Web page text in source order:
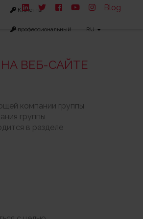
Клиенты
профессиональный RU
Blog
ВЕБ-САЙТЕ
компании группы
группы
в разделе